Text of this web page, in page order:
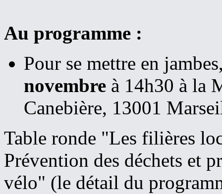
Au programme :
Pour se mettre en
novembre à 14h30 à la
Canebière, 13001
Table ronde "Les filières
Prévention des déchets et
vélo" (le détail du